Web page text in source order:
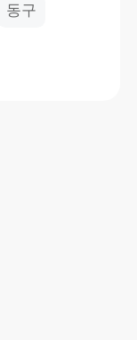
동구